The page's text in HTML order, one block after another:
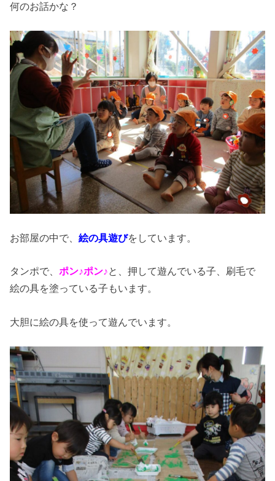
何のお話かな？
お部屋の中で、絵の具遊びをしています。
タンポで、ポン♪ポン♪と、押して遊んでいる子、刷毛で
絵の具を塗っている子もいます。
大胆に絵の具を使って遊んでいます。